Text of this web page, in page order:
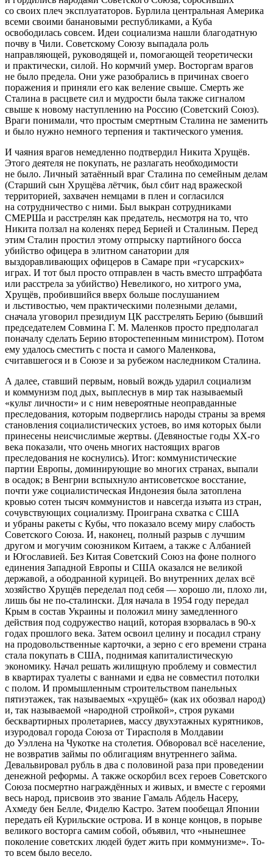
со своих плеч эксплуататоров. Бурлила центральная Америка
всеми своими банановыми республиками, а Куба
освободилась совсем. Идеи социализма нашли благодатную
почву в Чили. Советскому Союзу выпадала роль
направляющей, руководящей и, помогающей теоретически
и практически, силой. Но кормчий умер. Восторгам врагов
не было предела. Они уже разобрались в причинах своего
поражения и приняли его как веление свыше. Смерть же
Сталина в расцвете сил и мудрости была также сигналом
свыше к новому наступлению на Россию (Советский Союз).
Враги понимали, что простым смертным Сталина не заменить
и было нужно немного терпения и тактического умения.
И чаяния врагов немедленно подтвердил Никита Хрущёв.
Этого деятеля не покупать, не разлагать необходимости
не было. Личный затаённый враг Сталина по семейным делам
(Старший сын Хрущёва лётчик, был сбит над вражеской
территорией, захвачен немцами в плен и согласился
на сотрудничество с ними. Был выкран сотрудниками
СМЕРШа и расстрелян как предатель, несмотря на то, что
Никита ползал на коленях перед Берией и Сталиным. Перед
этим Сталин простил этому отпрыску партийного босса
убийство офицера в элитном санатории для
выздоравливающих офицеров в Самаре при «гусарских»
играх. И тот был просто отправлен в часть вместо штрафбата
или расстрела за убийство) Невеликого, но хитрого ума,
Хрущёв, пробившийся вверх больше послушанием
и льстивостью, чем практическими полезными делами,
сначала уговорил президиум ЦК расстрелять Берию (бывший
председателем Совмина Г. М. Маленков просто предполагал
поначалу сделать Берию второстепенным министром). Потом
ему удалось сместить с поста и самого Маленкова,
считавшегося и в Союзе и за рубежом наследником Сталина.
А далее, ставший первым, новый вождь ударил социализм
и коммунизм под дых, выплеснув в мир так называемый
«культ личности» и с ним невероятные неоправданные
преследования, которым подверглись народы страны за время
становления социалистических устоев, во имя которых были
принесены неисчислимые жертвы. (Девяностые годы ХХ-го
века показали, что очень многих настоящих врагов
преследования не коснулись). Итог: коммунистические
партии Европы, доминирующие во многих странах, выпали
в осадок; в Венгрии вспыхнуло антисоветское восстание,
почти уже социалистическая Индонезия была затоплена
кровью сотен тысяч коммунистов и навсегда изъята из стран,
сочувствующих социализму. Проиграна схватка с США
и убраны ракеты с Кубы, что показало всему миру слабость
Советского Союза. И, наконец, полный разрыв с лучшим
другом и могучим союзником Китаем, а также с Албанией
и Югославией. Без Китая Советский Союз на фоне полного
единения Западной Европы и США оказался не великой
державой, а ободранной курицей. Во внутренних делах всё
хозяйство Хрущёв переделал под себя — хорошо ли, плохо ли,
лишь бы не по-сталински. Для начала в 1954 году передал
Крым в состав Украины и положил мину замедленного
действия под содружество наций, которая взорвалась в 90-х
годах прошлого века. Затем освоил целину и посадил страну
на продовольственные карточки, а зерно с его времени страна
стала покупать в США, поднимая капиталистическую
экономику. Начал решать жилищную проблему и совместил
в квартирах туалеты с ваннами и едва не совместил потолки
с полом. И промышленным строительством панельных
пятиэтажек, так называемых «хрущёб» (как их обозвал народ)
и, так называемой «народной стройкой», строя руками
бесквартирных пролетариев, массу двухэтажных курятников,
изуродовал города Союза от Тирасполя в Молдавии
до Уэллена на Чукотке на столетия. Обворовал всё население,
не возвратив займы по облигациям внутреннего займа.
Девальвировал рубль в два с половиной раза при проведении
денежной реформы. А также оскорбил всех героев Советского
Союза посмертно награждённых и живых, и вместе с героями
весь народ, присвоив это звание Гамаль Абдель Насеру,
Ахмеду бен Белле, Фиделю Кастро. Затем пообещал Японии
передать ей Курильские острова. И в конце концов, в порыве
великого восторга самим собой, объявил, что «нынешнее
поколение советских людей будет жить при коммунизме». То-
то всем было весело.